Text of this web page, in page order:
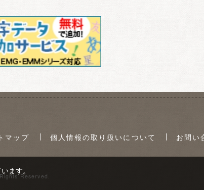
マップ 個人情報の取り扱いについて お問い
Reserved.
ます。